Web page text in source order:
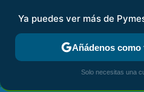
FISCALIDAD Y CONTABILIDAD
Ya puedes ver más de
Añádenos
Solo necesitas una